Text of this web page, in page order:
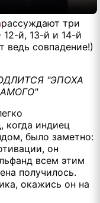
рассуждают три
12-й, 13-й и 14-й
совпадение!)
"ЭПОХА
когда индиец
было заметно:
он
всем этим
получилось.
окажись он на